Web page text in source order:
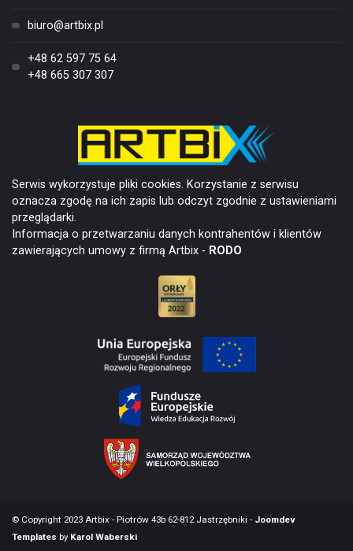
biuro@artbix.pl
+48 62 597 75 64
+48 665 307 307
Serwis wykorzystuje pliki cookies. Korzystanie z serwisu
oznacza zgodę na ich zapis lub odczyt zgodnie z ustawieniami
przeglądarki.
Informacja o przetwarzaniu danych kontrahentów i klientów
zawierających umowy z firmą Artbix - RODO
© Copyright 2023 Artbix - Piotrów 43b 62-812 Jastrzębniki - Joomdev
Templates by Karol Waberski